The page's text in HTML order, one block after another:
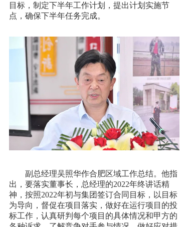
目标，制定下半年工作计划，提出计划实施节
点，确保下半年任务完成。
副总经理吴照华作合肥区域工作总结。他指
出，要落实董事长，总经理的2022年终讲话精
神，按照2022年初与集团签订合同目标，以目标
为导向，督促在项目落实，做好在运行项目的投
标工作，认真研判每个项目的具体情况和甲方的